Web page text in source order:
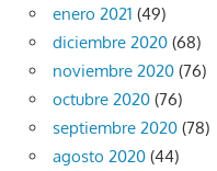
enero 2021 (49)
diciembre 2020 (68)
noviembre 2020 (76)
octubre 2020 (76)
septiembre 2020 (78)
agosto 2020 (44)